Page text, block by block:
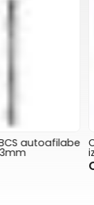
autoafilabe